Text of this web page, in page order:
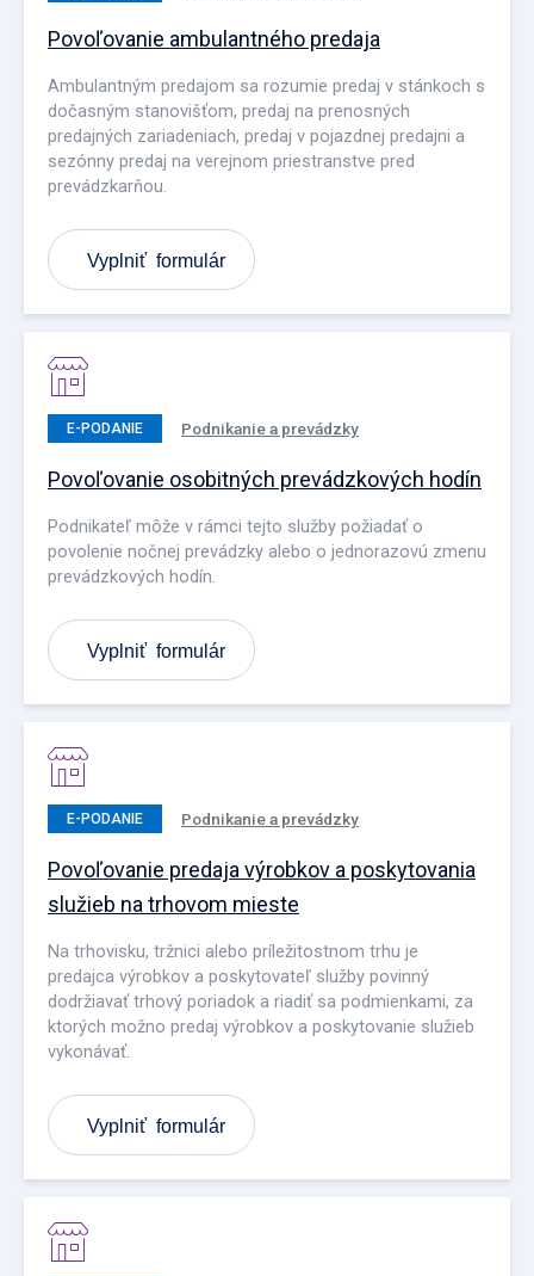
Povoľovanie ambulantného predaja
Ambulantným predajom sa rozumie predaj v stánkoch s
dočasným stanovišťom, predaj na prenosných
predajných zariadeniach, predaj v pojazdnej predajni a
sezónny predaj na verejnom priestranstve pred
prevádzkarňou.
Vyplniť formulár
E-PODANIE Podnikanie a prevádzky
Povoľovanie osobitných prevádzkových hodín
Podnikateľ môže v rámci tejto služby požiadať o
povolenie nočnej prevádzky alebo o jednorazovú zmenu
prevádzkových hodín.
Vyplniť formulár
E-PODANIE Podnikanie a prevádzky
Povoľovanie predaja výrobkov a poskytovania
služieb na trhovom mieste
Na trhovisku, tržnici alebo príležitostnom trhu je
predajca výrobkov a poskytovateľ služby povinný
dodržiavať trhový poriadok a riadiť sa podmienkami, za
ktorých možno predaj výrobkov a poskytovanie služieb
vykonávať.
Vyplniť formulár